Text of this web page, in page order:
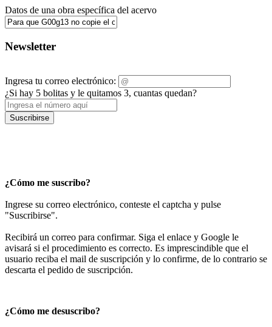
Datos de una obra específica del acervo
Newsletter
Ingresa tu correo electrónico:
¿Si hay 5 bolitas y le quitamos 3, cuantas quedan?
Suscribirse
¿Cómo me suscribo?
Ingrese su correo electrónico, conteste el captcha y pulse
"Suscribirse".
Recibirá un correo para confirmar. Siga el enlace y Google le
avisará si el procedimiento es correcto. Es imprescindible que el
usuario reciba el mail de suscripción y lo confirme, de lo contrario se
descarta el pedido de suscripción.
¿Cómo me desuscribo?